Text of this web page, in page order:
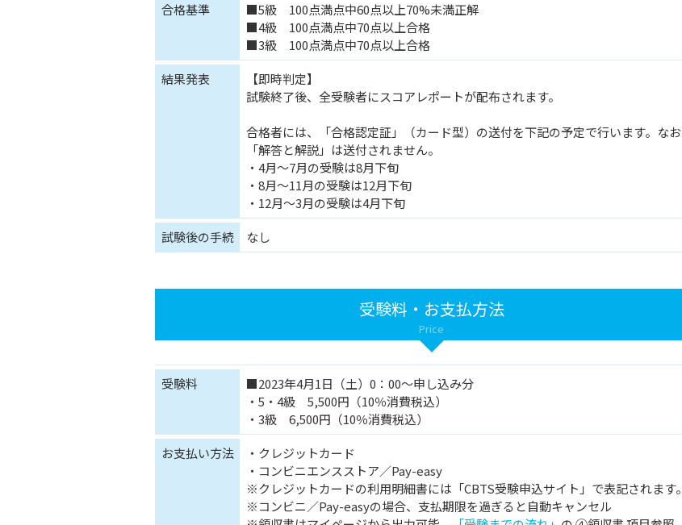
合格基準
■5級 100点満点中60点以上70%未満正解
■4級 100点満点中70点以上合格
■3級 100点満点中70点以上合格
結果発表
【即時判定】
試験終了後、全受験者にスコアレポートが配布されます。
合格者には、「合格認定証」（カード型）の送付を下記の予定で行います。なお
「解答と解説」は送付されません。
・4月～7月の受験は8月下旬
・8月～11月の受験は12月下旬
・12月～3月の受験は4月下旬
試験後の手続
なし
受験料・お支払方法
Price
受験料
■2023年4月1日（土）0：00～申し込み分
・5・4級 5,500円（10％消費税込）
・3級 6,500円（10％消費税込）
お支払い方法
・クレジットカード
・コンビニエンスストア／Pay-easy
※クレジットカードの利用明細書には「CBTS受験申込サイト」で表記されます。
※コンビニ／Pay-easyの場合、支払期限を過ぎると自動キャンセル